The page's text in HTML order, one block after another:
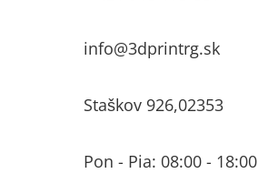
info@3dprintrg.sk
Staškov 926,02353
Pon - Pia: 08:00 - 18:00